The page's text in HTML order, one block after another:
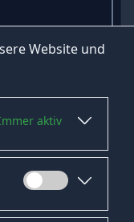
Website und
aktiv